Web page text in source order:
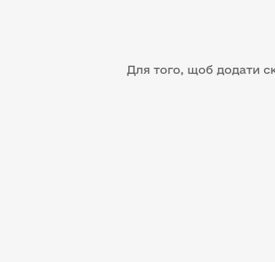
Для того, щоб додати